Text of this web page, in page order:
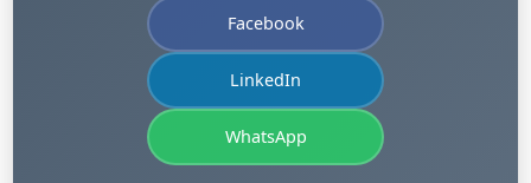
Facebook
LinkedIn
WhatsApp